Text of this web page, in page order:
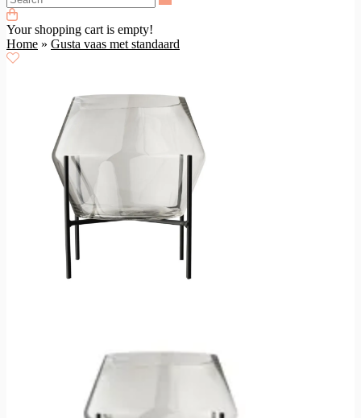
Your shopping cart is empty!
Home » Gusta vaas met standaard